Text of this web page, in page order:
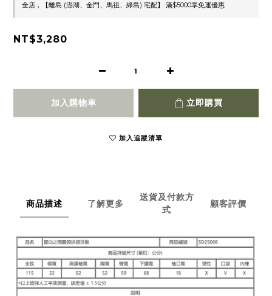
全店，【離島 (澎湖、金門、馬祖、綠島) 宅配】 滿$5000享免運優惠
NT$3,280
加入購物車 立即購買
加入追蹤清單
商品描述 了解更多
送貨及付款方
式
顧客評價